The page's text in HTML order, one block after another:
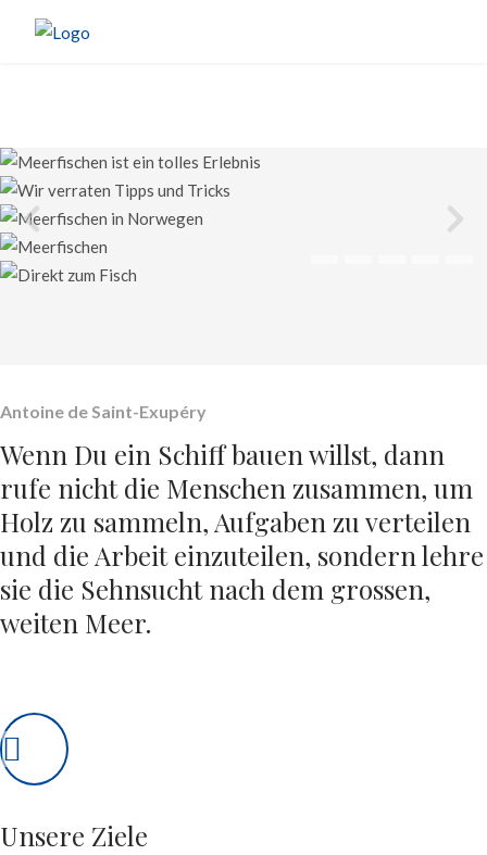
Antoine de Saint-Exupéry
Wenn Du ein Schiff bauen willst, dann
rufe nicht die Menschen zusammen, um
Holz zu sammeln, Aufgaben zu verteilen
und die Arbeit einzuteilen, sondern lehre
sie die Sehnsucht nach dem grossen,
weiten Meer.
Unsere Ziele